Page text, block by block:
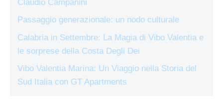
Claudio Campanini
Passaggio generazionale: un nodo culturale
Calabria in Settembre: La Magia di Vibo Valentia e
le sorprese della Costa Degli Dei
Vibo Valentia Marina: Un Viaggio nella Storia del
Sud Italia con GT Apartments